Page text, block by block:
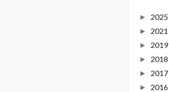
► 2025
► 2021
► 2019
► 2018
► 2017
► 2016